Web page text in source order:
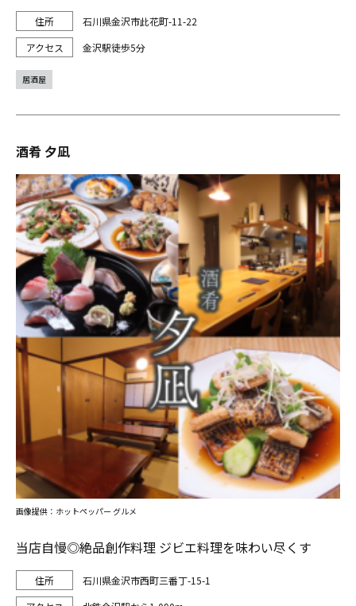
石川県金沢市此花町-11-22
金沢駅徒歩5分
居酒屋
酒肴 夕凪
当店自慢◎絶品創作料理 ジビエ料理を味わい尽くす
石川県金沢市西町三番丁-15-1
画像提供：ホットペッパー グルメ